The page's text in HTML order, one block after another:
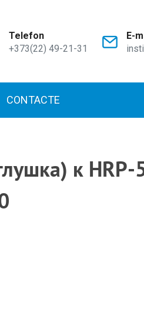
Telefon
+373(22) 49-21-31
E-
CONTACTE
к HRP-